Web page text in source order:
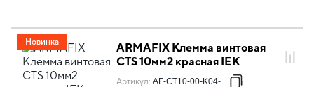
ARMAFIX Клемма винтовая
CTS 10мм2 красная IEK
Артикул: AF-CT10-00-K04-010
Новинка